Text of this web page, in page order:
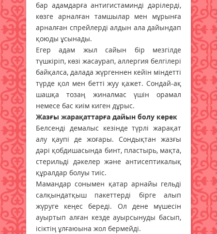
бар адамдарға антигистаминді дәрілерді,
көзге арналған тамшылар мен мұрынға
арналған спрейлерді алдын ала дайындап
қоюды ұсынады.
Егер адам жыл сайын бір мезгілде
түшкіріп, көзі жасаурап, аллергия белгілері
байқалса, далада жүргеннен кейін міндетті
түрде қол мен бетті жуу қажет. Сондай-ақ
шашқа тозаң жиналмас үшін орамал
немесе бас киім киген дұрыс.
Жазғы жарақаттарға дайын болу керек
Белсенді демалыс кезінде түрлі жарақат
алу қаупі де жоғары. Сондықтан жазғы
дәрі қобдишасында бинт, пластырь, мақта,
стерильді дәкелер және антисептикалық
құралдар болуы тиіс.
Мамандар сонымен қатар арнайы гельді
салқындатқыш пакеттерді бірге алып
жүруге кеңес береді. Ол дене мүшесін
ауыртып алған кезде ауырсынуды басып,
ісіктің ұлғаюына жол бермейді.